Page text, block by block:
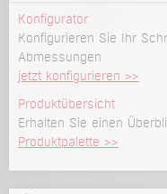
Konfigurator
Konfigurieren Sie Ihr
Abmessungen
jetzt konfigurieren >>
Produktübersicht
Erhalten Sie einen
Produktpalette >>